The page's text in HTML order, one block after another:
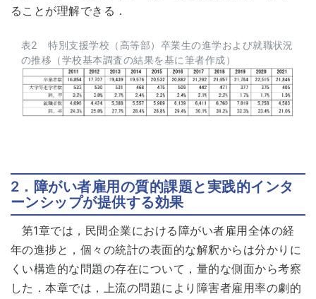
ることが理解できる．
表2 特別支援学校（高等部）卒業生の進学および就職状況
の推移（学校基本調査の結果を基に筆者作成）
2．障がい者雇用の質的課題と実践的インタ
ーンシップが提供する効果
第1章では，民間企業における障がい者雇用全体の経
年の進捗と，個々の統計の表面的な解釈からは分かりに
くい構造的な問題の存在について，量的な側面から考察
した．本章では，上流の問題により障害者雇用率の劇的